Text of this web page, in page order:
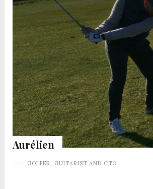
Aurélien
GOLFER, GUITARIST AND CTO